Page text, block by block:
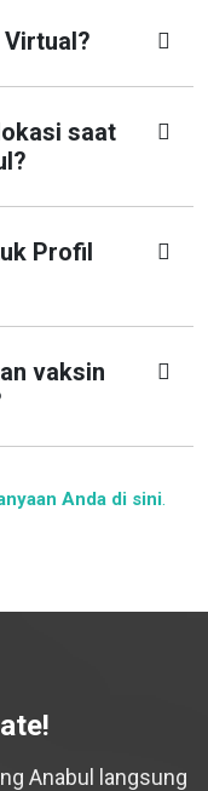
saat
Profil
vaksin
Anda di sini.
Anabul langsung